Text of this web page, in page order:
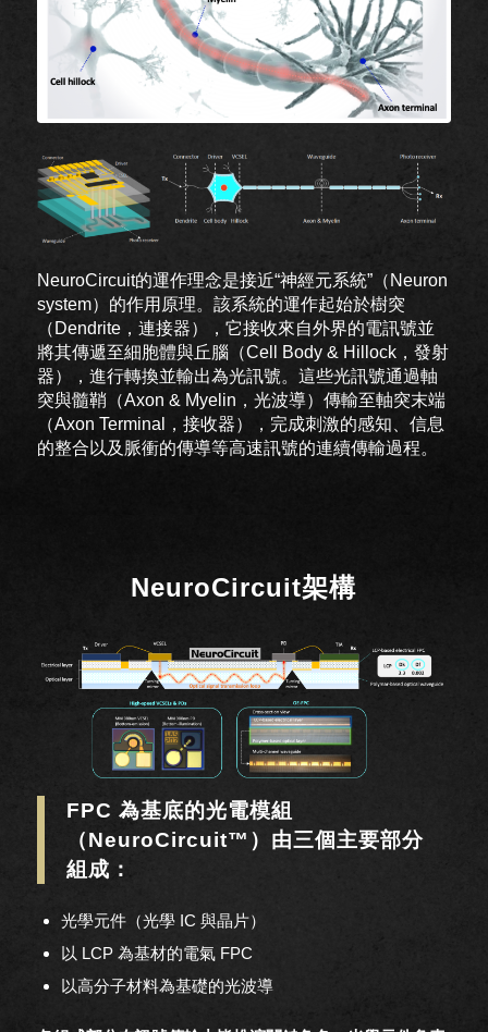
NeuroCircuit的運作理念是接近“神經元系統”（Neuron
system）的作用原理。該系統的運作起始於樹突
（Dendrite，連接器），它接收來自外界的電訊號並
將其傳遞至細胞體與丘腦（Cell Body & Hillock，發射
器），進行轉換並輸出為光訊號。這些光訊號通過軸
突與髓鞘（Axon & Myelin，光波導）傳輸至軸突末端
（Axon Terminal，接收器），完成刺激的感知、信息
的整合以及脈衝的傳導等高速訊號的連續傳輸過程。
NeuroCircuit架構
FPC 為基底的光電模組
（NeuroCircuit™）由三個主要部分
組成：
光學元件（光學 IC 與晶片）
以 LCP 為基材的電氣 FPC
以高分子材料為基礎的光波導